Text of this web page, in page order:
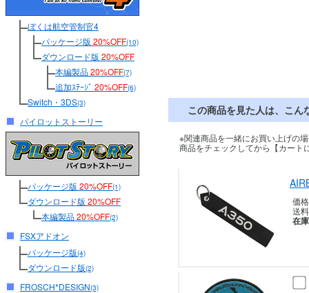
ぼくは航空管制官4
パッケージ版 20%OFF(10)
ダウンロード版 20%OFF
本編製品20%OFF(7)
追加ｽﾃｰｼﾞ 20%OFF(6)
Switch・3DS(3)
パイロットストーリー
パッケージ版 20%OFF(1)
ダウンロード版 20%OFF
本編製品20%OFF(2)
FSXアドオン
パッケージ版(4)
ダウンロード版(2)
FROSCH*DESIGN(3)
この商品を見た人は、こん
※関連商品を一緒にお買い上げの
商品をチェックしてから【カート
価
送
在